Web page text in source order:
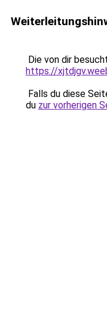
Die von dir
https://
Falls du diese
du zur vorherigen